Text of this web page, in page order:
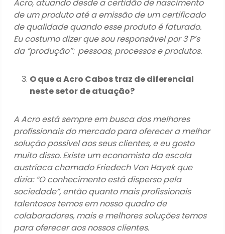
Acro, atuando desde a certidão de nascimento
de um produto até a emissão de um certificado
de qualidade quando esse produto é faturado.
Eu costumo dizer que sou responsável por 3 P’s
da “produção”: pessoas, processos e produtos.
O que a Acro Cabos traz de diferencial
neste setor de atuação?
A Acro está sempre em busca dos melhores
profissionais do mercado para oferecer a melhor
solução possível aos seus clientes, e eu gosto
muito disso. Existe um economista da escola
austríaca chamado Friedech Von Hayek que
dizia: “O conhecimento está disperso pela
sociedade”, então quanto mais profissionais
talentosos temos em nosso quadro de
colaboradores, mais e melhores soluções temos
para oferecer aos nossos clientes.